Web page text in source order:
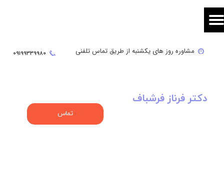
دکتر فرناز فرشباف
تماس
مشاوره روز های یکشنبه از طریق تماس تلفنی 09199339980